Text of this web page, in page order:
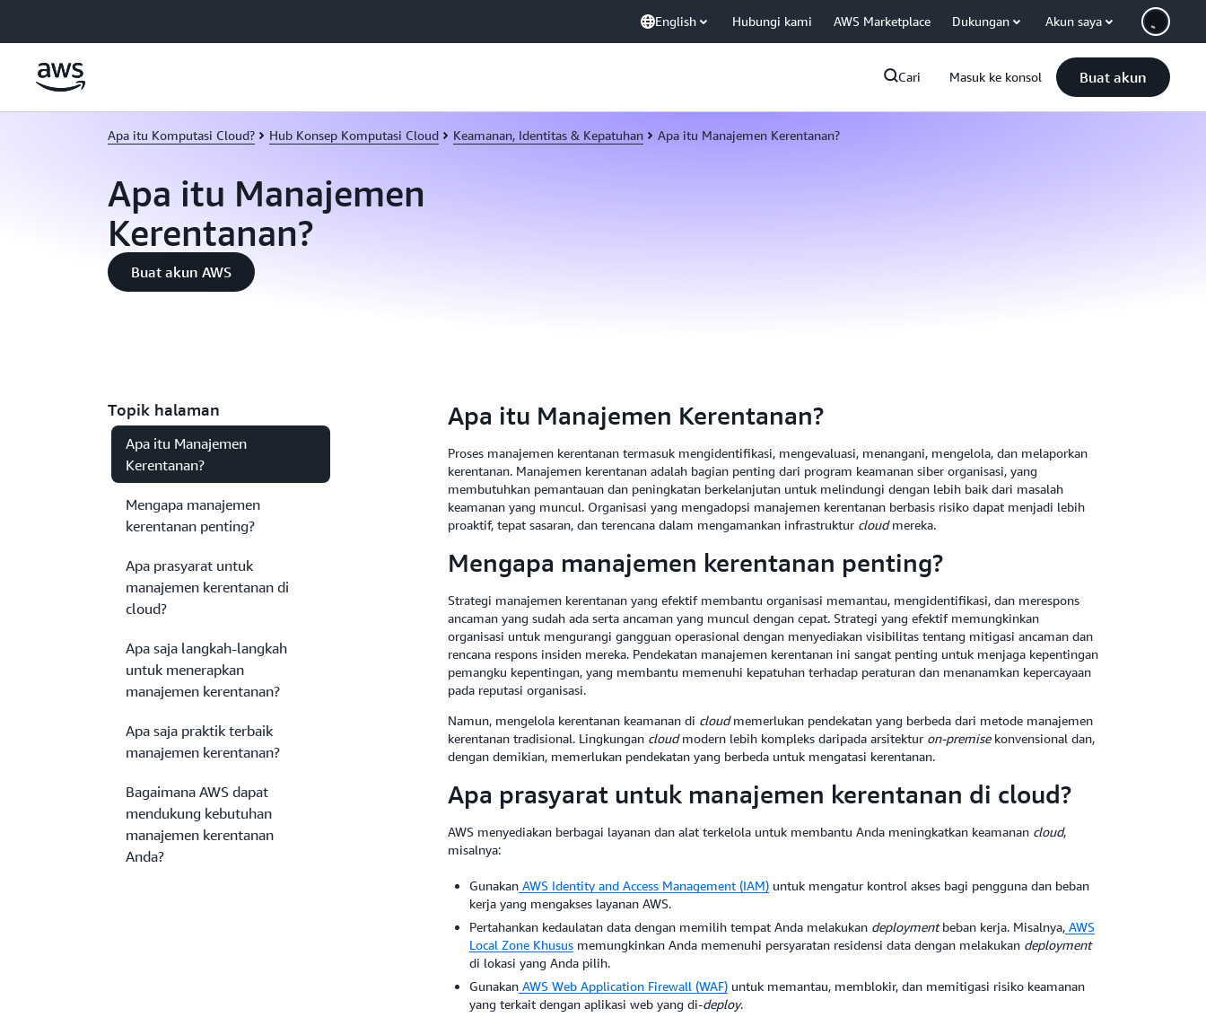
English Hubungi kami AWS Marketplace Dukungan Akun saya
Cari Masuk ke konsol Buat akun
Apa itu Komputasi Cloud? Hub Konsep Komputasi Cloud Keamanan, Identitas & Kepatuhan Apa itu Manajemen Kerentanan?
Apa itu Manajemen
Kerentanan?
Buat akun AWS
Topik halaman
Apa itu Manajemen
Kerentanan?
Mengapa manajemen
kerentanan penting?
Apa prasyarat untuk
manajemen kerentanan di
cloud?
Apa saja langkah-langkah
untuk menerapkan
manajemen kerentanan?
Apa saja praktik terbaik
manajemen kerentanan?
Bagaimana AWS dapat
mendukung kebutuhan
manajemen kerentanan
Anda?
Apa itu Manajemen Kerentanan?
Proses manajemen kerentanan termasuk mengidentifikasi, mengevaluasi, menangani, mengelola, dan melaporkan
kerentanan. Manajemen kerentanan adalah bagian penting dari program keamanan siber organisasi, yang
membutuhkan pemantauan dan peningkatan berkelanjutan untuk melindungi dengan lebih baik dari masalah
keamanan yang muncul. Organisasi yang mengadopsi manajemen kerentanan berbasis risiko dapat menjadi lebih
proaktif, tepat sasaran, dan terencana dalam mengamankan infrastruktur cloudmereka.
Mengapa manajemen kerentanan penting?
Strategi manajemen kerentanan yang efektif membantu organisasi memantau, mengidentifikasi, dan merespons
ancaman yang sudah ada serta ancaman yang muncul dengan cepat. Strategi yang efektif memungkinkan
organisasi untuk mengurangi gangguan operasional dengan menyediakan visibilitas tentang mitigasi ancaman dan
rencana respons insiden mereka. Pendekatan manajemen kerentanan ini sangat penting untuk menjaga kepentingan
pemangku kepentingan, yang membantu memenuhi kepatuhan terhadap peraturan dan menanamkan kepercayaan
pada reputasi organisasi.
Namun, mengelola kerentanan keamanan di cloudmemerlukan pendekatan yang berbeda dari metode manajemen
kerentanan tradisional. Lingkungan cloudmodern lebih kompleks daripada arsitektur on-premisekonvensional dan,
dengan demikian, memerlukan pendekatan yang berbeda untuk mengatasi kerentanan.
Apa prasyarat untuk manajemen kerentanan di cloud?
AWS menyediakan berbagai layanan dan alat terkelola untuk membantu Anda meningkatkan keamanan cloud,
misalnya:
Gunakan AWS Identity and Access Management (IAM)untuk mengatur kontrol akses bagi pengguna dan beban
kerja yang mengakses layanan AWS.
Pertahankan kedaulatan data dengan memilih tempat Anda melakukan deploymentbeban kerja. Misalnya, AWS
Local Zone Khususmemungkinkan Anda memenuhi persyaratan residensi data dengan melakukan deployment
di lokasi yang Anda pilih.
Gunakan AWS Web Application Firewall (WAF)untuk memantau, memblokir, dan memitigasi risiko keamanan
yang terkait dengan aplikasi web yang di-deploy.